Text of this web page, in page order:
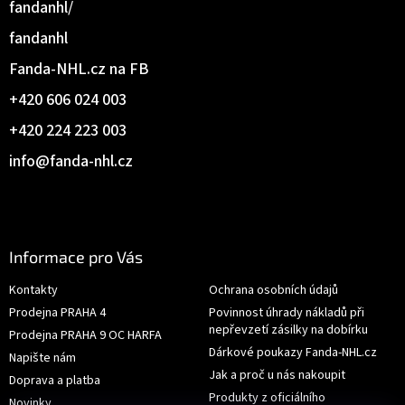
info@fanda-nhl.cz
+420 224 223 003
+420 606 024 003
Fanda-NHL.cz na FB
fandanhl
fandanhl/
Informace pro Vás
Kontakty
Prodejna PRAHA 4
Prodejna PRAHA 9 OC HARFA
Napište nám
Doprava a platba
Ochrana osobních údajů
Povinnost úhrady nákladů při
nepřevzetí zásilky na dobírku
Dárkové poukazy Fanda-NHL.cz
Jak a proč u nás nakoupit
Produkty z oficiálního